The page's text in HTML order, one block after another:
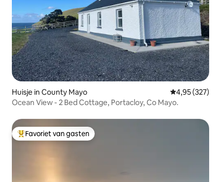
Huisje in County Mayo Gemiddelde
4,95 (327)
Ocean View - 2 Bed Cottage, Portacloy, Co Mayo.
Topfavoriet van gasten
Favoriet van gasten